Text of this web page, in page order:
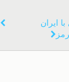
ایران